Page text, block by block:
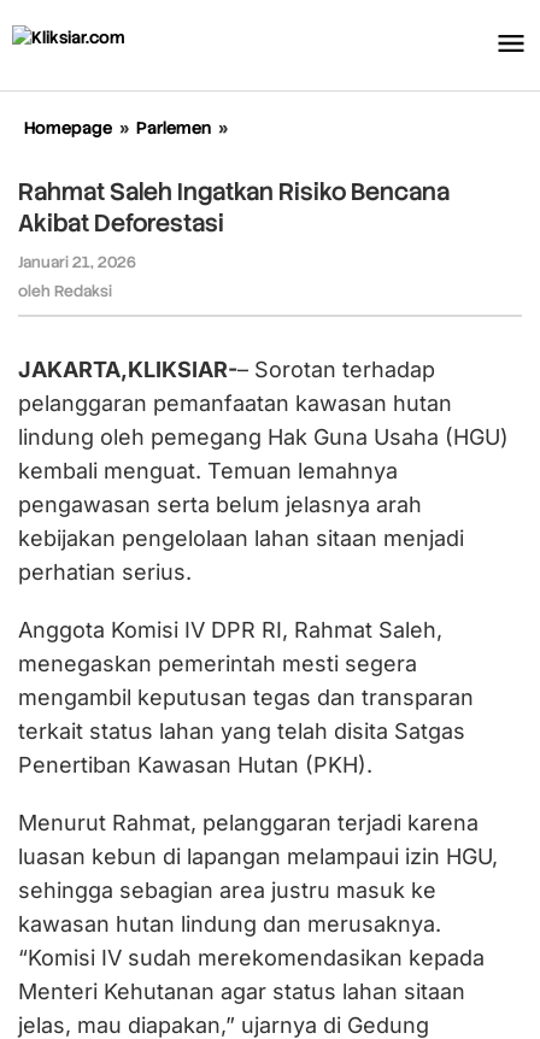
ke
Homepage » Parlemen »
Ingatkan
Risiko
Rahmat Saleh Ingatkan Risiko Bencana
Akibat Deforestasi
Januari 21, 2026
oleh Redaksi
JAKARTA,KLIKSIAR-– Sorotan terhadap
pelanggaran pemanfaatan kawasan hutan
lindung oleh pemegang Hak Guna Usaha (HGU)
kembali menguat. Temuan lemahnya
pengawasan serta belum jelasnya arah
kebijakan pengelolaan lahan sitaan menjadi
perhatian serius.
Anggota Komisi IV DPR RI, Rahmat Saleh,
menegaskan pemerintah mesti segera
mengambil keputusan tegas dan transparan
terkait status lahan yang telah disita Satgas
Penertiban Kawasan Hutan (PKH).
Menurut Rahmat, pelanggaran terjadi karena
luasan kebun di lapangan melampaui izin HGU,
sehingga sebagian area justru masuk ke
kawasan hutan lindung dan merusaknya.
“Komisi IV sudah merekomendasikan kepada
Menteri Kehutanan agar status lahan sitaan
jelas, mau diapakan,” ujarnya di Gedung